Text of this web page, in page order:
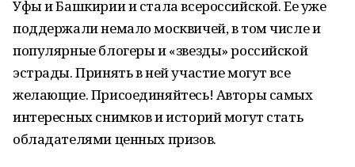
Уфы и Башкирии и стала всероссийской. Ее уже
поддержали немало москвичей, в том числе и
популярные блогеры и «звезды» российской
эстрады. Принять в ней участие могут все
желающие. Присоединяйтесь! Авторы самых
интересных снимков и историй могут стать
обладателями ценных призов.